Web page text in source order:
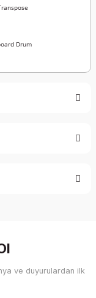
Drum
ve duyurulardan ilk